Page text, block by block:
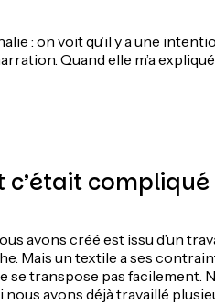
: on voit qu’il y a une
Quand elle m’a
compliqué
avons créé est issu d’un
Mais un textile a ses
transpose pas facilement.
nous avons déjà travaillé